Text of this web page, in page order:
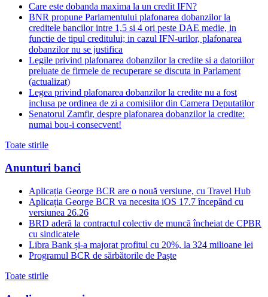
Care este dobanda maxima la un credit IFN?
BNR propune Parlamentului plafonarea dobanzilor la
creditele bancilor intre 1,5 si 4 ori peste DAE medie, in
functie de tipul creditului; in cazul IFN-urilor, plafonarea
dobanzilor nu se justifica
Legile privind plafonarea dobanzilor la credite si a datoriilor
preluate de firmele de recuperare se discuta in Parlament
(actualizat)
Legea privind plafonarea dobanzilor la credite nu a fost
inclusa pe ordinea de zi a comisiilor din Camera Deputatilor
Senatorul Zamfir, despre plafonarea dobanzilor la credite:
numai bou-i consecvent!
Toate stirile
Anunturi banci
Aplicația George BCR are o nouă versiune, cu Travel Hub
Aplicația George BCR va necesita iOS 17.7 începând cu
versiunea 26.26
BRD aderă la contractul colectiv de muncă încheiat de CPBR
cu sindicatele
Libra Bank și-a majorat profitul cu 20%, la 324 milioane lei
Programul BCR de sărbătorile de Paște
Toate stirile